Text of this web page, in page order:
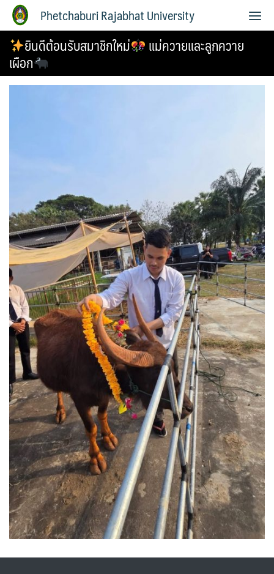
Phetchaburi Rajabhat University
ยินดีต้อนรับสมาชิกใหม่ แม่ควายและลูกควาย
เผือก